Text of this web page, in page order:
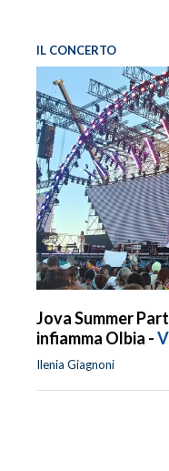
IL CONCERTO
Jova Summer
infiamma Olbia -
Ilenia Giagnoni